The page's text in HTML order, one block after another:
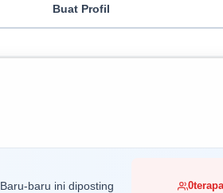
Baru-baru ini diposting 0
Buat Profil